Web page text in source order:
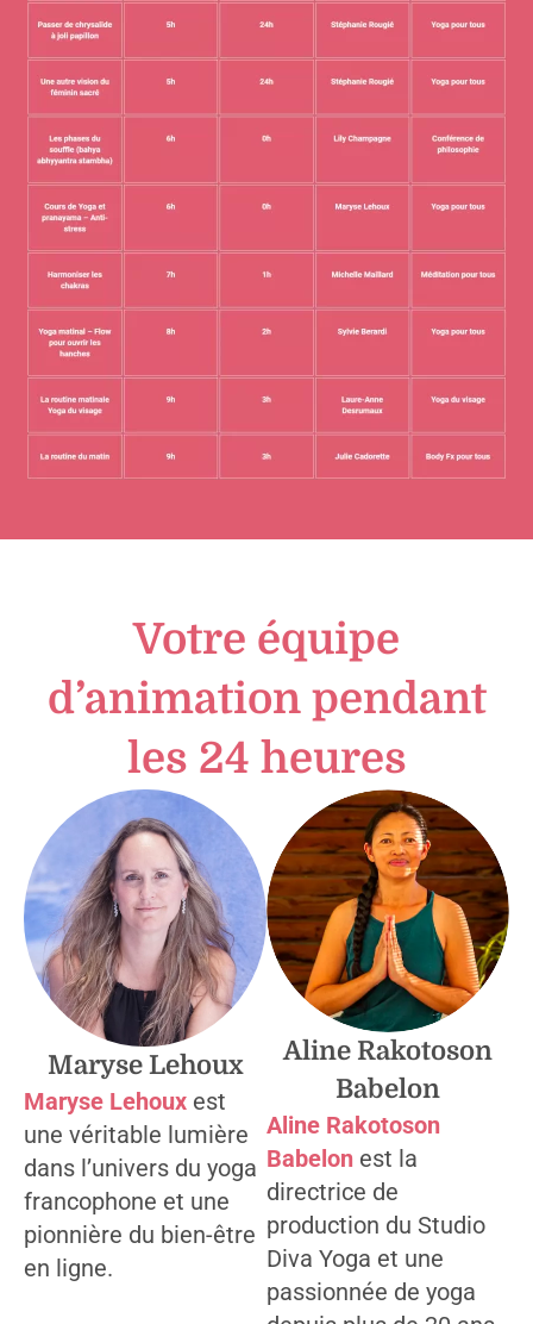
Votre équipe
d’animation pendant
les 24 heures
Maryse Lehoux
Maryse Lehouxest
une véritable lumière
dans l’univers du yoga
francophone et une
pionnière du bien-être
en ligne.
Aline Rakotoson
Babelon
Aline Rakotoson
Babelon est la
directrice de
production du Studio
Diva Yoga et une
passionnée de yoga